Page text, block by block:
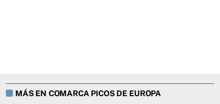
MÁS EN COMARCA PICOS DE EUROPA